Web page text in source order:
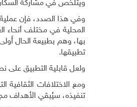
ويتلخص في مشاركة
وفي هذا الصدد، فإن
المحلية في مختلف أنحاء
تطبيقها.
ولعل قابلية التطبيق على
ومع الاختلافات
تنفيذه، سيُبقي الأهداف